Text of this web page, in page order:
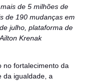
de 5 milhões de
de 190 mudanças em
julho, plataforma de
Krenak
no fortalecimento da
da igualdade, a